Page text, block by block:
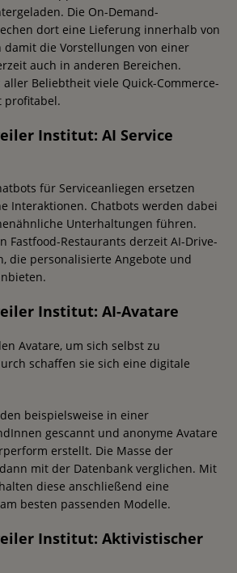
Die On-Demand-
dort eine Lieferung innerhalb von
damit die Vorstellungen von einer
auch in anderen Bereichen.
Beliebtheit viele Quick-Commerce-
profitabel.
Institut: AI Service
für Serviceanliegen ersetzen
Interaktionen. Chatbots werden dabei
Unterhaltungen führen.
Fastfood-Restaurants derzeit AI-Drive-
die personalisierte Angebote und
Institut: AI-Avatare
Avatare, um sich selbst zu
schaffen sie sich eine digitale
beispielsweise in einer
gescannt und anonyme Avatare
erstellt. Die Masse der
mit der Datenbank verglichen. Mit
diese anschließend eine
besten passenden Modelle.
Institut: Aktivistischer